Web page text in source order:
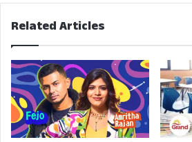
Related Articles